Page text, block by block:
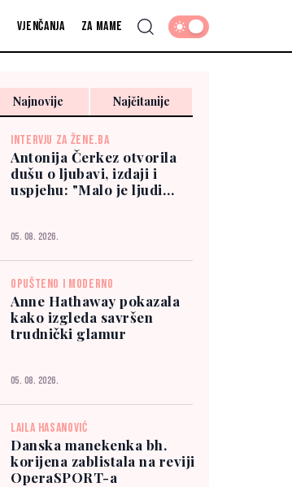
Vjenčanja Za mame
Najnovije Najčitanije
INTERVJU ZA ŽENE.BA
Antonija Čerkez otvorila
dušu o ljubavi, izdaji i
uspjehu: "Malo je ljudi
05. 08. 2026.
OPUŠTENO I MODERNO
Anne Hathaway pokazala
kako izgleda savršen
trudnički glamur
05. 08. 2026.
LAILA HASANOVIĆ
Danska manekenka bh.
korijena zablistala na reviji
OperaSPORT-a